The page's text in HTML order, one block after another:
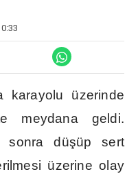
karayolu üzerinde
meydana geldi.
sonra düşüp sert
üzerine olay